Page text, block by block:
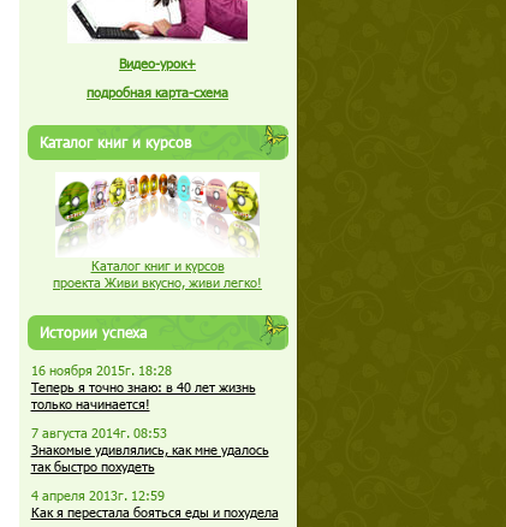
Видео-урок+
подробная карта-схема
Каталог книг и курсов
Каталог книг и курсов
проекта Живи вкусно, живи легко!
Истории успеха
16 ноября 2015г. 18:28
Теперь я точно знаю: в 40 лет жизнь
только начинается!
7 августа 2014г. 08:53
Знакомые удивлялись, как мне удалось
так быстро похудеть
4 апреля 2013г. 12:59
Как я перестала бояться еды и похудела